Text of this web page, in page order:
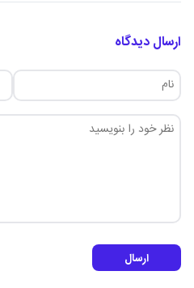
ارسال دیدگاه
ارسال